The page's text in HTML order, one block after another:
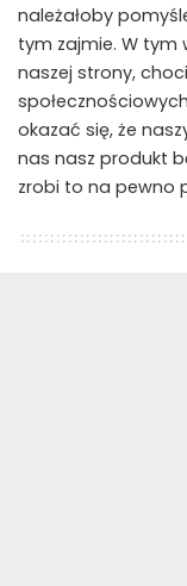
należałoby
tym zajmie. W tym
naszej strony,
okazać się, że
nas nasz produkt
zrobi to na pewno